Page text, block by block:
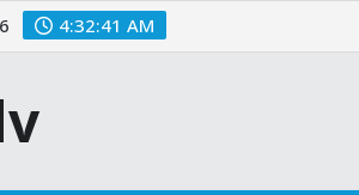
4:32:43 AM